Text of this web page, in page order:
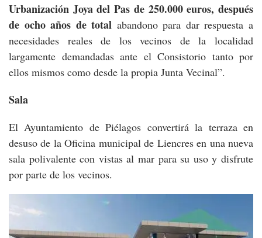
Urbanización Joya del Pas de 250.000 euros, después
de ocho años de total abandono para dar respuesta a
necesidades reales de los vecinos de la localidad
largamente demandadas ante el Consistorio tanto por
ellos mismos como desde la propia Junta Vecinal”.
Sala
El Ayuntamiento de Piélagos convertirá la terraza en
desuso de la Oficina municipal de Liencres en una nueva
sala polivalente con vistas al mar para su uso y disfrute
por parte de los vecinos.